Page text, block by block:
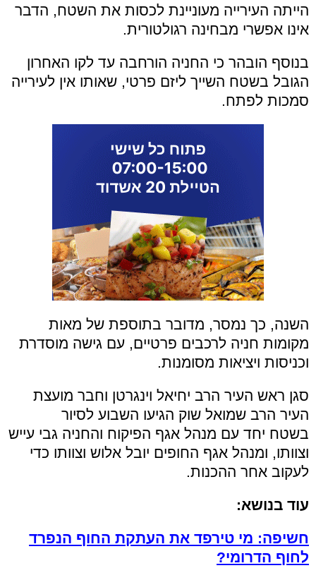
הייתה העירייה מעוניינת לכסות את השטח, הדבר
אינו אפשרי מבחינה רגולטורית.
בנוסף הובהר כי החניה הורחבה עד לקו האחרון
הגובל בשטח השייך ליזם פרטי, שאותו אין לעירייה
סמכות לפתח.
השנה, כך נמסר, מדובר בתוספת של מאות
מקומות חניה לרכבים פרטיים, עם גישה מוסדרת
וכניסות ויציאות מסומנות.
סגן ראש העיר הרב יחיאל וינגרטן וחבר מועצת
העיר הרב שמואל שוק הגיעו השבוע לסיור
בשטח יחד עם מנהל אגף הפיקוח והחניה גבי עייש
וצוותו, ומנהל אגף החופים יובל אלוש וצוותו כדי
לעקוב אחר ההכנות.
עוד בנושא:
חשיפה: מי טירפד את העתקת החוף הנפרד
לחוף הדרומי?